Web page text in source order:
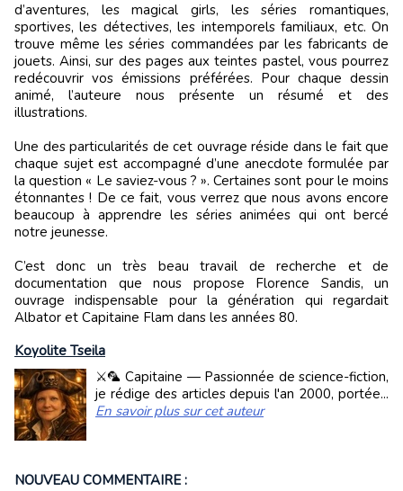
d’aventures, les magical girls, les séries romantiques,
sportives, les détectives, les intemporels familiaux, etc. On
trouve même les séries commandées par les fabricants de
jouets. Ainsi, sur des pages aux teintes pastel, vous pourrez
redécouvrir vos émissions préférées. Pour chaque dessin
animé, l’auteure nous présente un résumé et des
illustrations.
Une des particularités de cet ouvrage réside dans le fait que
chaque sujet est accompagné d’une anecdote formulée par
la question « Le saviez-vous ? ». Certaines sont pour le moins
étonnantes ! De ce fait, vous verrez que nous avons encore
beaucoup à apprendre les séries animées qui ont bercé
notre jeunesse.
C’est donc un très beau travail de recherche et de
documentation que nous propose Florence Sandis, un
ouvrage indispensable pour la génération qui regardait
Albator et Capitaine Flam dans les années 80.
Koyolite Tseila
⚔️🦜 Capitaine — Passionnée de science-fiction,
je rédige des articles depuis l'an 2000, portée...
En savoir plus sur cet auteur
NOUVEAU COMMENTAIRE :